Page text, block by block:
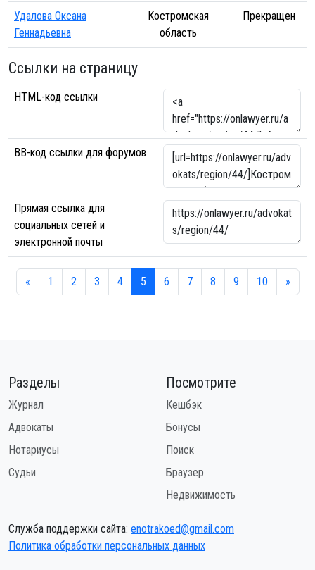
Удалова Оксана
Геннадьевна
Костромская
область
Прекращен
Ссылки на страницу
HTML-код ссылки
BB-код ссылки для форумов
Прямая ссылка для
социальных сетей и
электронной почты
« 1 2 3 4 5 6 7 8 9 10 »
Разделы
Журнал
Адвокаты
Нотариусы
Судьи
Посмотрите
Кешбэк
Бонусы
Поиск
Браузер
Недвижимость
Служба поддержки сайта: enotrakoed@gmail.com
Политика обработки персональных данных